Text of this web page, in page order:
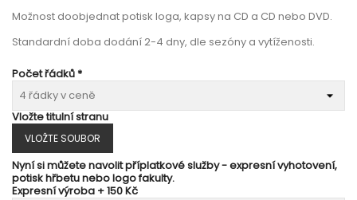
Možnost doobjednat potisk loga, kapsy na CD a CD nebo DVD.
Standardní doba dodání 2-4 dny, dle sezóny a vytíženosti.
Počet řádků *
Vložte titulní stranu
VLOŽTE SOUBOR
Nyní si můžete navolit příplatkové služby - expresní vyhotovení,
potisk hřbetu nebo logo fakulty.
Expresní výroba + 150 Kč